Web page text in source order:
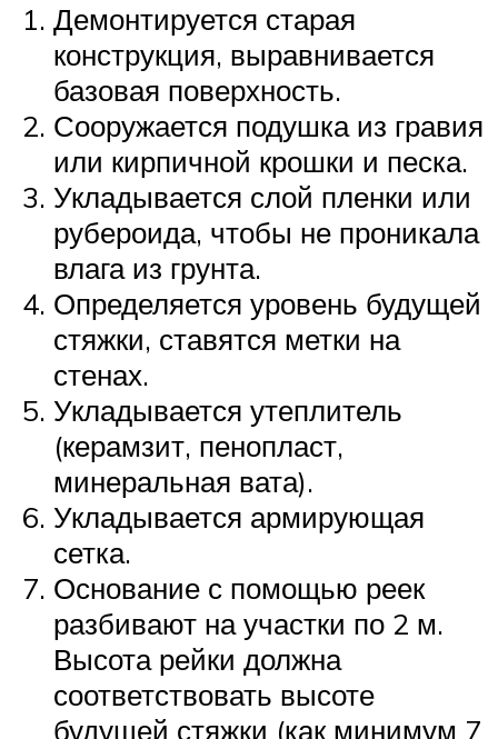
Демонтируется старая
конструкция, выравнивается
базовая поверхность.
Сооружается подушка из гравия
или кирпичной крошки и песка.
Укладывается слой пленки или
рубероида, чтобы не проникала
влага из грунта.
Определяется уровень будущей
стяжки, ставятся метки на
стенах.
Укладывается утеплитель
(керамзит, пенопласт,
минеральная вата).
Укладывается армирующая
сетка.
Основание с помощью реек
разбивают на участки по 2 м.
Высота рейки должна
соответствовать высоте
будущей стяжки (как минимум 7